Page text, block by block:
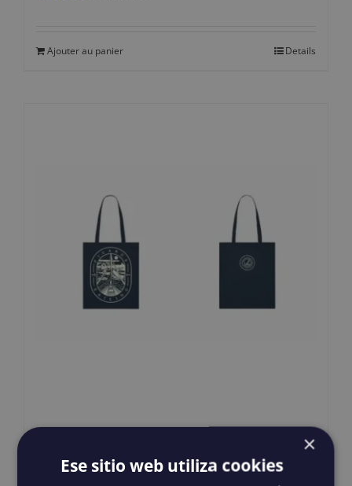
Ajouter au panier Details
Sacs à dos PROA
15,00 IGIC incluido
×
Ese sitio web utiliza cookies